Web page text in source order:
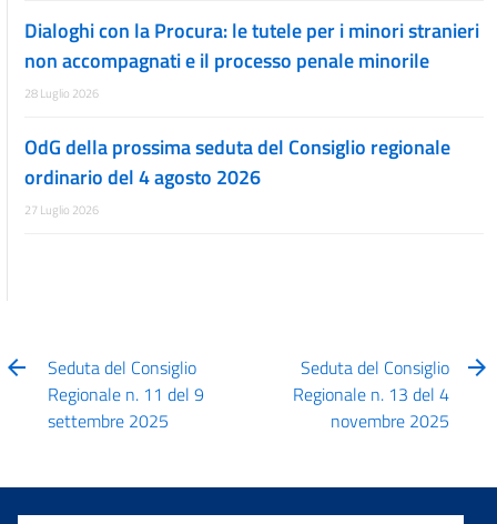
Dialoghi con la Procura: le tutele per i minori stranieri
non accompagnati e il processo penale minorile
28 Luglio 2026
OdG della prossima seduta del Consiglio regionale
ordinario del 4 agosto 2026
27 Luglio 2026
Seduta del Consiglio
Regionale n. 11 del 9
settembre 2025
Seduta del Consiglio
Regionale n. 13 del 4
novembre 2025